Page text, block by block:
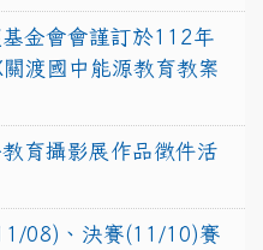
金會會謹訂於112年
渡國中能源教育教案
育攝影展作品徵件活
08)、決賽(11/10)賽